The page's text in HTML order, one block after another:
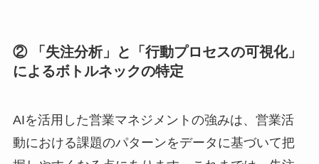
② 「失注分析」と「行動プロセスの可視化」
によるボトルネックの特定
AIを活用した営業マネジメントの強みは、営業活
動における課題のパターンをデータに基づいて把